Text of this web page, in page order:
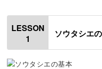
動画を見ながら一緒に制
解決しますよ。
LESSON
1
ソウタシエ